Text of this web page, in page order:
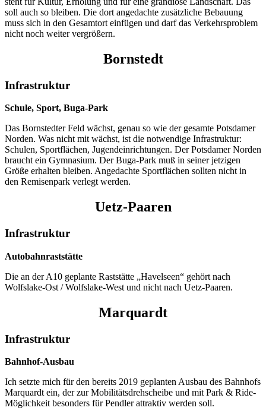
soll auch so bleiben. Die dort angedachte zusätzliche Bebauung
muss sich in den Gesamtort einfügen und darf das Verkehrsproblem
nicht noch weiter vergrößern.
Bornstedt
Infrastruktur
Schule, Sport, Buga-Park
Das Bornstedter Feld wächst, genau so wie der gesamte Potsdamer
Norden. Was nicht mit wächst, ist die notwendige Infrastruktur:
Schulen, Sportflächen, Jugendeinrichtungen. Der Potsdamer Norden
braucht ein Gymnasium. Der Buga-Park muß in seiner jetzigen
Größe erhalten bleiben. Angedachte Sportflächen sollten nicht in
den Remisenpark verlegt werden.
Uetz-Paaren
Infrastruktur
Autobahnraststätte
Die an der A10 geplante Raststätte „Havelseen“ gehört nach
Wolfslake-Ost / Wolfslake-West und nicht nach Uetz-Paaren.
Marquardt
Infrastruktur
Bahnhof-Ausbau
Ich setzte mich für den bereits 2019 geplanten Ausbau des Bahnhofs
Marquardt ein, der zur Mobilitätsdrehscheibe und mit Park & Ride-
Möglichkeit besonders für Pendler attraktiv werden soll.